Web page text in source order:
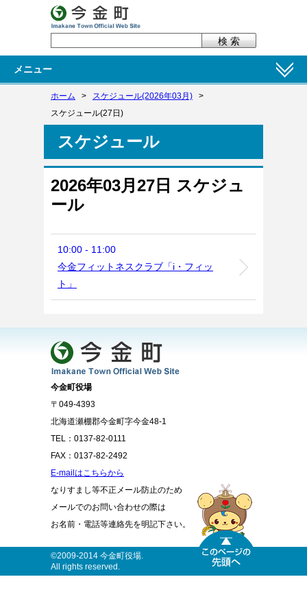
メニュー
ホーム > スケジュール(2026年03月)
>
スケジュール(27日)
スケジュール
2026年03月27日 スケジュ
ール
10:00 - 11:00
今金フィットネスクラブ「i・フィッ
ト」
今金町役場
〒049-4393
北海道瀬棚郡今金町字今金48-1
TEL：0137-82-0111
FAX：0137-82-2492
E-mailはこちらから
なりすまし等不正メール防止のため
メールでのお問い合わせの際は
お名前・電話等連絡先を明記下さい。
©2009-2014 今金町役場.
All rights reserved.